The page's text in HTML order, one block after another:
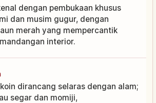
dengan pembukaan khusus
dan musim gugur, dengan
merah yang mempercantik
interior.
dirancang selaras dengan alam;
segar dan momiji,